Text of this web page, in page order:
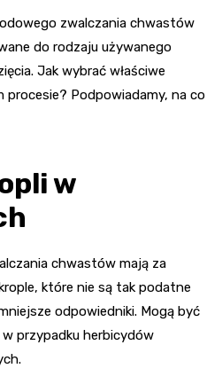
zwalczania chwastów
do rodzaju używanego
Jak wybrać właściwe
Podpowiadamy, na co
w
chwastów mają za
które nie są tak podatne
odpowiedniki. Mogą być
przypadku herbicydów